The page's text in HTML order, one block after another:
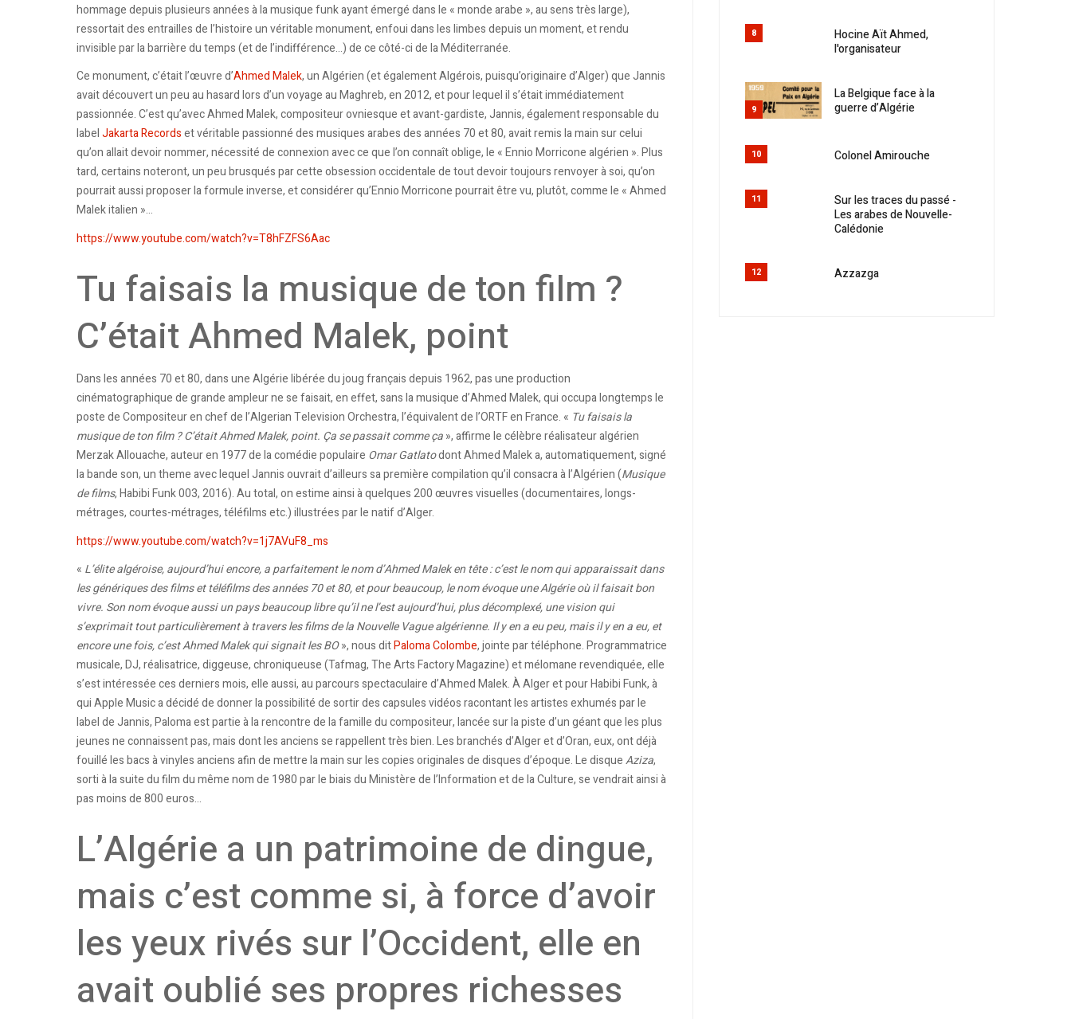
hommage depuis plusieurs années à la musique funk ayant émergé dans le « monde arabe », au sens très large),
ressortait des entrailles de l’histoire un véritable monument, enfoui dans les limbes depuis un moment, et rendu
invisible par la barrière du temps (et de l’indifférence…) de ce côté-ci de la Méditerranée.
Ce monument, c’était l’œuvre d’Ahmed Malek, un Algérien (et également Algérois, puisqu’originaire d’Alger) que Jannis
avait découvert un peu au hasard lors d’un voyage au Maghreb, en 2012, et pour lequel il s’était immédiatement
passionnée. C’est qu’avec Ahmed Malek, compositeur ovniesque et avant-gardiste, Jannis, également responsable du
labelJakarta Recordset véritable passionné des musiques arabes des années 70 et 80, avait remis la main sur celui
qu’on allait devoir nommer, nécessité de connexion avec ce que l’on connaît oblige, le « Ennio Morricone algérien ». Plus
tard, certains noteront, un peu brusqués par cette obsession occidentale de tout devoir toujours renvoyer à soi, qu’on
pourrait aussi proposer la formule inverse, et considérer qu’Ennio Morricone pourrait être vu, plutôt, comme le « Ahmed
Malek italien »…
https://www.youtube.com/watch?v=T8hFZFS6Aac
Tu faisais la musique de ton film ?
C’était Ahmed Malek, point
Dans les années 70 et 80, dans une Algérie libérée du joug français depuis 1962, pas une production
cinématographique de grande ampleur ne se faisait, en effet, sans la musique d’Ahmed Malek, qui occupa longtemps le
poste de Compositeur en chef de l’Algerian Television Orchestra, l’équivalent de l’ORTF en France. « Tu faisais la
musique de ton film ? C’était Ahmed Malek, point. Ça se passait comme ça», affirme le célèbre réalisateur algérien
Merzak Allouache, auteur en 1977 de la comédie populaire Omar Gatlatodont Ahmed Malek a, automatiquement, signé
la bande son, un theme avec lequel Jannis ouvrait d’ailleurs sa première compilation qu’il consacra à l’Algérien (Musique
de films, Habibi Funk 003, 2016). Au total, on estime ainsi à quelques 200 œuvres visuelles (documentaires, longs-
métrages, courtes-métrages, téléfilms etc.) illustrées par le natif d’Alger.
https://www.youtube.com/watch?v=1j7AVuF8_ms
« L’élite algéroise, aujourd’hui encore, a parfaitement le nom d’Ahmed Malek en tête : c’est le nom qui apparaissait dans
les génériques des films et téléfilms des années 70 et 80, et pour beaucoup, le nom évoque une Algérie où il faisait bon
vivre. Son nom évoque aussi un pays beaucoup libre qu’il ne l’est aujourd’hui, plus décomplexé, une vision qui
s’exprimait tout particulièrement à travers les films de la Nouvelle Vague algérienne. Il y en a eu peu, mais il y en a eu, et
encore une fois, c’est Ahmed Malek qui signait les BO», nous ditPaloma Colombe, jointe par téléphone. Programmatrice
musicale, DJ, réalisatrice, diggeuse, chroniqueuse (Tafmag, The Arts Factory Magazine) et mélomane revendiquée, elle
s’est intéressée ces derniers mois, elle aussi, au parcours spectaculaire d’Ahmed Malek. À Alger et pour Habibi Funk, à
qui Apple Music a décidé de donner la possibilité de sortir des capsules vidéos racontant les artistes exhumés par le
label de Jannis, Paloma est partie à la rencontre de la famille du compositeur, lancée sur la piste d’un géant que les plus
jeunes ne connaissent pas, mais dont les anciens se rappellent très bien. Les branchés d’Alger et d’Oran, eux, ont déjà
fouillé les bacs à vinyles anciens afin de mettre la main sur les copies originales de disques d’époque. Le disqueAziza,
sorti à la suite du film du même nom de 1980 par le biais du Ministère de l’Information et de la Culture, se vendrait ainsi à
pas moins de 800 euros…
L’Algérie a un patrimoine de dingue,
mais c’est comme si, à force d’avoir
les yeux rivés sur l’Occident, elle en
avait oublié ses propres richesses
8
Hocine Aït Ahmed,
l'organisateur
9
La Belgique face à la
guerre d’Algérie
10 Colonel Amirouche
11
Sur les traces du passé -
Les arabes de Nouvelle-
Calédonie
12 Azzazga